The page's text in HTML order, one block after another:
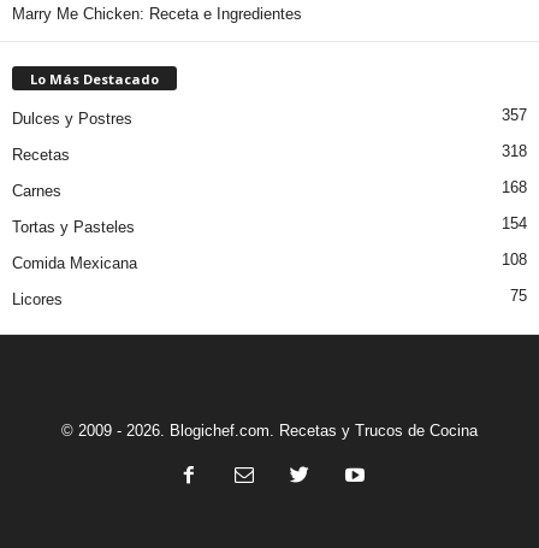
Marry Me Chicken: Receta e Ingredientes
Lo Más Destacado
Dulces y Postres 357
Recetas 318
Carnes 168
Tortas y Pasteles 154
Comida Mexicana 108
Licores 75
© 2009 - 2026. Blogichef.com. Recetas y Trucos de Cocina